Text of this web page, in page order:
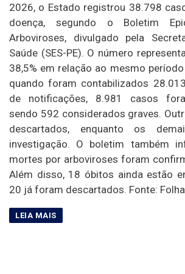
2026, o Estado registrou 38.798
doença, segundo o Boletim
Arboviroses, divulgado pela
Saúde (SES-PE). O número
38,5% em relação ao mesmo
quando foram contabilizados
de notificações, 8.981 casos
sendo 592 considerados graves.
descartados, enquanto os
investigação. O boletim também
mortes por arboviroses foram
Além disso, 18 óbitos ainda estão
20 já foram descartados. Fonte: